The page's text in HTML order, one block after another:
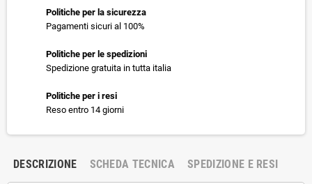
Politiche per la sicurezza
Pagamenti sicuri al 100%
Politiche per le spedizioni
Spedizione gratuita in tutta italia
Politiche per i resi
Reso entro 14 giorni
DESCRIZIONE SCHEDA TECNICA SPEDIZIONE E RESI